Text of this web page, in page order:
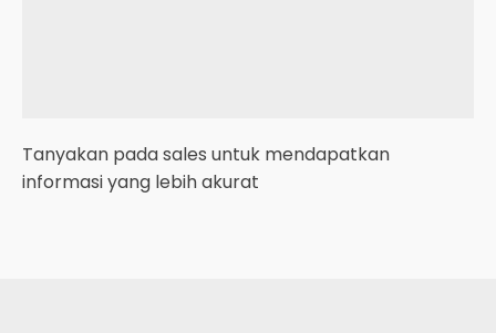
Tanyakan pada sales untuk mendapatkan
informasi yang lebih akurat